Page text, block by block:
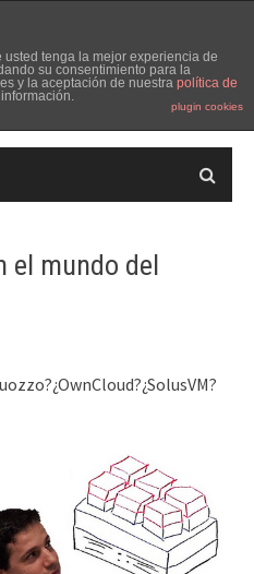
el mundo del
tenga la mejor experiencia de
su consentimiento para la
y la aceptación de nuestra política de
plugin cookies